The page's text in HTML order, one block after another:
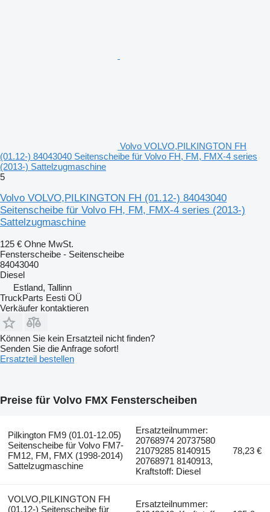
Volvo VOLVO,PILKINGTON FH
(01.12-) 84043040 Seitenscheibe für Volvo FH, FM, FMX-4 series
(2013-) Sattelzugmaschine
5
Volvo VOLVO,PILKINGTON FH (01.12-) 84043040
Seitenscheibe für Volvo FH, FM, FMX-4 series (2013-)
Sattelzugmaschine
125 € Ohne MwSt.
Fensterscheibe - Seitenscheibe
84043040
Diesel
Estland, Tallinn
TruckParts Eesti OÜ
Verkäufer kontaktieren
Können Sie kein Ersatzteil nicht finden?
Senden Sie die Anfrage sofort!
Ersatzteil bestellen
Preise für Volvo FMX Fensterscheiben
Pilkington FM9 (01.01-12.05)
Seitenscheibe für Volvo FM7-
FM12, FM, FMX (1998-2014)
Sattelzugmaschine
Ersatzteilnummer:
20768974 20737580
21079285 8140915
20768971 8140913,
Kraftstoff: Diesel
78,23 €
VOLVO,PILKINGTON FH
(01.12-) Seitenscheibe für
Ersatzteilnummer: